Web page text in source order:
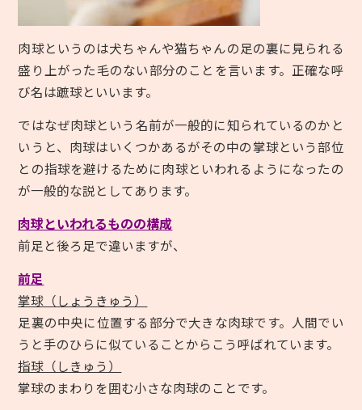
肉球というのは犬ちゃんや猫ちゃんの足の裏に見られる
盛り上がった毛のない部分のことを言います。正確な呼
び名は蹠球といいます。
ではなぜ肉球という名前が一般的に知られているのかと
いうと、肉球はいくつかあるがその中の掌球という部位
との指球を避けるために肉球といわれるようになったの
が一般的な説としてあります。
肉球といわれるものの構成
前足と後ろ足で違いますが、
前足
掌球（しょうきゅう）
足裏の中央に位置する部分で大きな肉球です。人間でい
うと手のひらに似ていることからこう呼ばれています。
指球（しきゅう）
掌球のまわりを囲む小さな肉球のことです。